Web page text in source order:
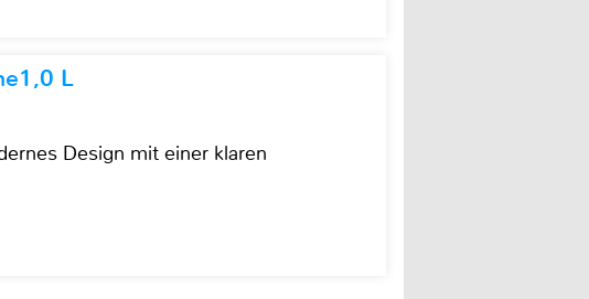
L
Design mit einer klaren